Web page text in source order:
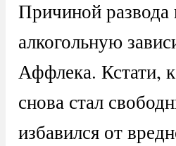
Причиной
алкогольную
Аффлека. Кстати,
снова стал
избавился от